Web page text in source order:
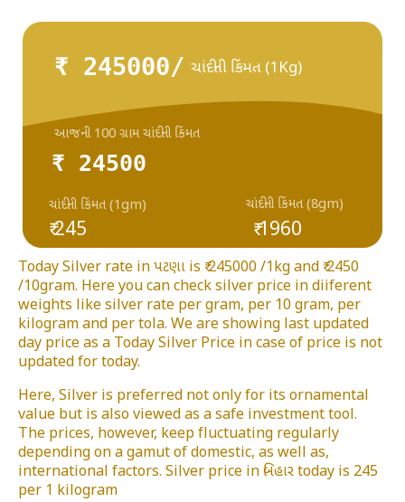
₹ 245000/ ચાંદીની કિંમત (1Kg)
₹ 24500
₹ 245
ચાંદીની કિંમત (1gm) ચાંદીની કિંમત (8gm)
આજની 100 ગ્રામ ચાંદીની કિંમત
₹ 1960
Today Silver rate in પટણા is ₹ 245000 /1kg and ₹ 2450
/10gram. Here you can check silver price in diiferent
weights like silver rate per gram, per 10 gram, per
kilogram and per tola. We are showing last updated
day price as a Today Silver Price in case of price is not
updated for today.
Here, Silver is preferred not only for its ornamental
value but is also viewed as a safe investment tool.
The prices, however, keep fluctuating regularly
depending on a gamut of domestic, as well as,
international factors. Silver price in બિહાર today is 245
per 1 kilogram